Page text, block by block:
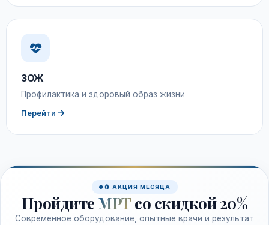
ЗОЖ
Профилактика и здоровый образ жизни
Перейти
🧲 АКЦИЯ МЕСЯЦА
Пройдите МРТ со скидкой 20%
Современное оборудование, опытные врачи и результат